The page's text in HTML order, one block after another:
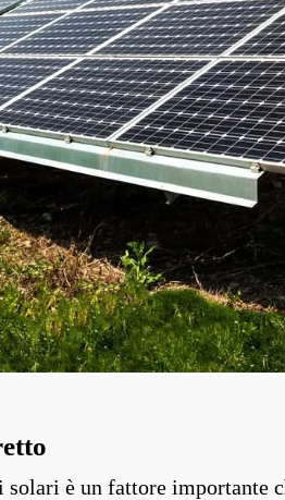
è un fattore importante